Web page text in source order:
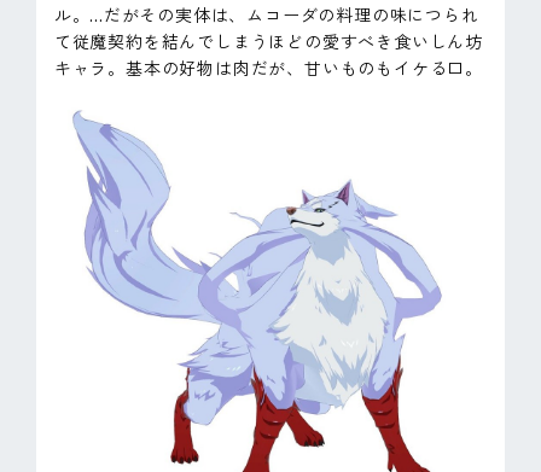
ル。...だがその実体は、ムコーダの料理の味につられ
て従魔契約を結んでしまうほどの愛すべき食いしん坊
キャラ。基本の好物は肉だが、甘いものもイケる口。